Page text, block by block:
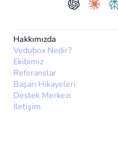
Hakkımızda
Vedubox Nedir?
Ekibimiz
Referanslar
Başarı Hikayeleri
Destek Merkezi
İletişim